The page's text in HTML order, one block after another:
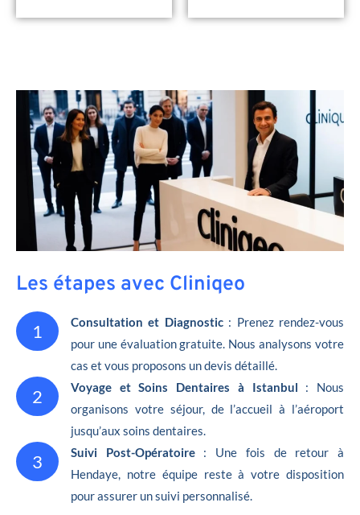
Les étapes avec Cliniqeo
1 Consultation et Diagnostic: Prenez rendez-vous
pour une évaluation gratuite. Nous analysons votre
cas et vous proposons un devis détaillé.
2 Voyage et Soins Dentaires à Istanbul : Nous
organisons votre séjour, de l’accueil à l’aéroport
jusqu’aux soins dentaires.
3 Suivi Post-Opératoire : Une fois de retour à
Hendaye, notre équipe reste à votre disposition
pour assurer un suivi personnalisé.